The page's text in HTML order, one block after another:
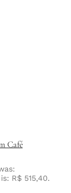
Café
R$ 515,40.